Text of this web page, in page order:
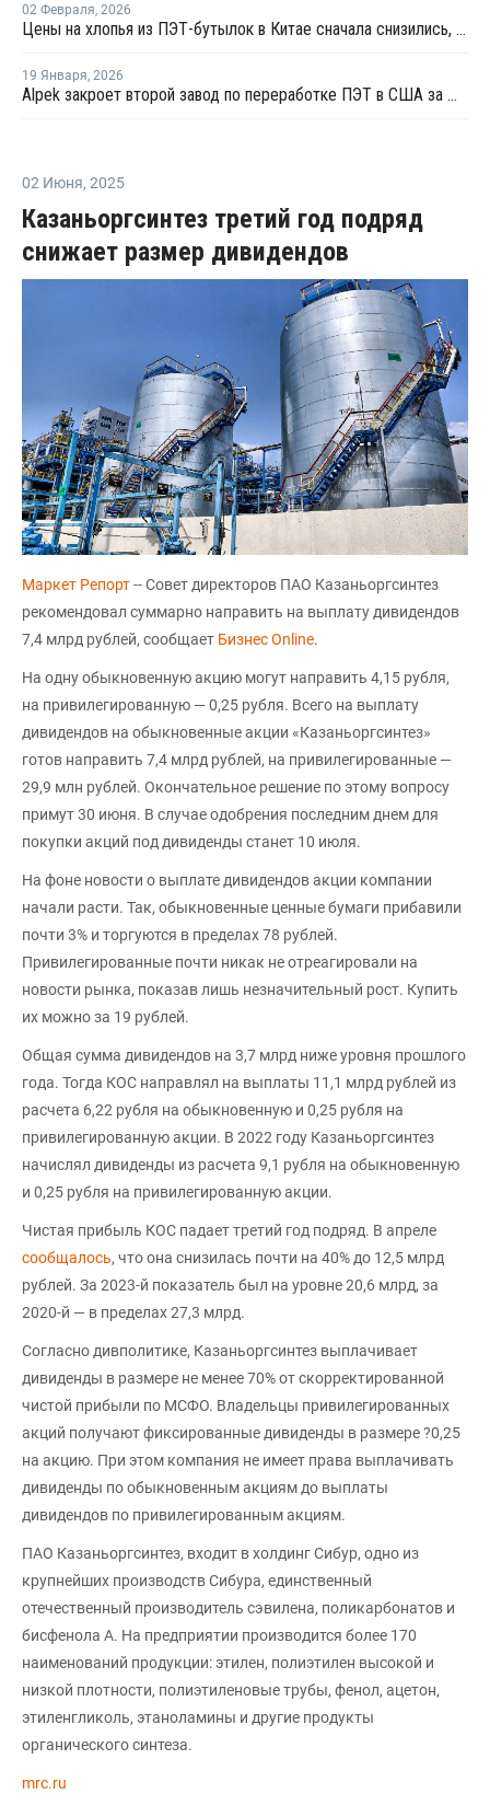
02 Февраля, 2026
Цены на хлопья из ПЭТ-бутылок в Китае сначала снизились, а затем выросли
19 Января, 2026
Alpek закроет второй завод по переработке ПЭТ в США за шесть месяцев
02 Июня, 2025
Казаньоргсинтез третий год подряд
снижает размер дивидендов
Маркет Репорт-- Совет директоров ПАО Казаньоргсинтез
рекомендовал суммарно направить на выплату дивидендов
7,4 млрд рублей, сообщает Бизнес Online.
На одну обыкновенную акцию могут направить 4,15 рубля,
на привилегированную — 0,25 рубля. Всего на выплату
дивидендов на обыкновенные акции «Казаньоргсинтез»
готов направить 7,4 млрд рублей, на привилегированные —
29,9 млн рублей. Окончательное решение по этому вопросу
примут 30 июня. В случае одобрения последним днем для
покупки акций под дивиденды станет 10 июля.
На фоне новости о выплате дивидендов акции компании
начали расти. Так, обыкновенные ценные бумаги прибавили
почти 3% и торгуются в пределах 78 рублей.
Привилегированные почти никак не отреагировали на
новости рынка, показав лишь незначительный рост. Купить
их можно за 19 рублей.
Общая сумма дивидендов на 3,7 млрд ниже уровня прошлого
года. Тогда КОС направлял на выплаты 11,1 млрд рублей из
расчета 6,22 рубля на обыкновенную и 0,25 рубля на
привилегированную акции. В 2022 году Казаньоргсинтез
начислял дивиденды из расчета 9,1 рубля на обыкновенную
и 0,25 рубля на привилегированную акции.
Чистая прибыль КОС падает третий год подряд. В апреле
сообщалось, что она снизилась почти на 40% до 12,5 млрд
рублей. За 2023-й показатель был на уровне 20,6 млрд, за
2020-й — в пределах 27,3 млрд.
Согласно дивполитике, Казаньоргсинтез выплачивает
дивиденды в размере не менее 70% от скорректированной
чистой прибыли по МСФО. Владельцы привилегированных
акций получают фиксированные дивиденды в размере ?0,25
на акцию. При этом компания не имеет права выплачивать
дивиденды по обыкновенным акциям до выплаты
дивидендов по привилегированным акциям.
ПАО Казаньоргсинтез, входит в холдинг Сибур, одно из
крупнейших производств Сибура, единственный
отечественный производитель сэвилена, поликарбонатов и
бисфенола А. На предприятии производится более 170
наименований продукции: этилен, полиэтилен высокой и
низкой плотности, полиэтиленовые трубы, фенол, ацетон,
этиленгликоль, этаноламины и другие продукты
органического синтеза.
mrc.ru